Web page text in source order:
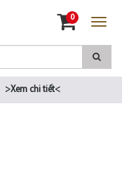
0
>Xem chi tiết<